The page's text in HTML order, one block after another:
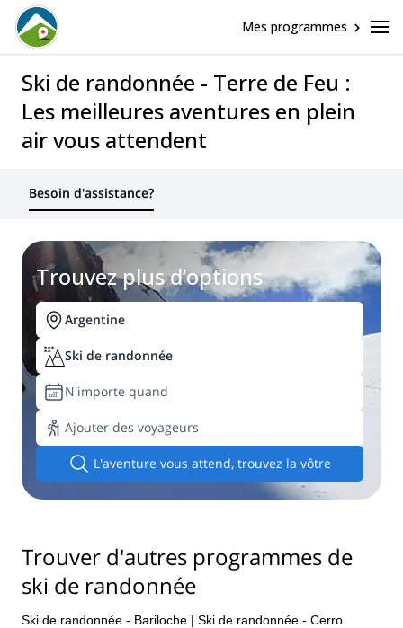
Mes programmes
Ski de randonnée - Terre de Feu :
Les meilleures aventures en plein
air vous attendent
Besoin d'assistance?
Trouvez plus d’options
Argentine
Ski de randonnée
N'importe quand
Ajouter des voyageurs
L'aventure vous attend, trouvez la vôtre
Trouver d'autres programmes de
ski de randonnée
Ski de randonnée - Bariloche | Ski de randonnée - Cerro